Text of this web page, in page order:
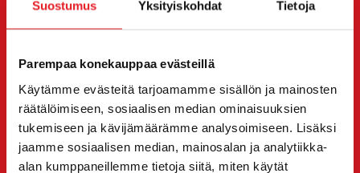
Suostumus Yksityiskohdat Tietoja
Parempaa konekauppaa evästeillä
Käytämme evästeitä tarjoamamme sisällön ja mainosten
räätälöimiseen, sosiaalisen median ominaisuuksien
tukemiseen ja kävijämäärämme analysoimiseen. Lisäksi
jaamme sosiaalisen median, mainosalan ja analytiikka-
alan kumppaneillemme tietoja siitä, miten käytät
(Pakollinen)
mukaisesti. *
Haluan saada minua kiinnostavia tarjouksia ja
kohdennettuja etuja Rinta-Jouppi Machinelta ja
hyväksyn markkinointiluvan.
J. Rinta-Jouppi Oy ja Rinta-Jouppi Machine käyttää
rekisteritietoja markkinointiin (ml. sähköinen suoramarkkinointi)